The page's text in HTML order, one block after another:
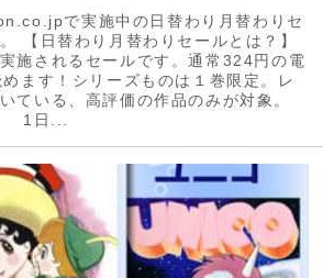
で実施中の日替わり月替わりセ
【日替わり月替わりセールとは？】
施されるセールです。通常324円の電
ます！シリーズものは１巻限定。レ
ている、高評価の作品のみが対象。
1日...